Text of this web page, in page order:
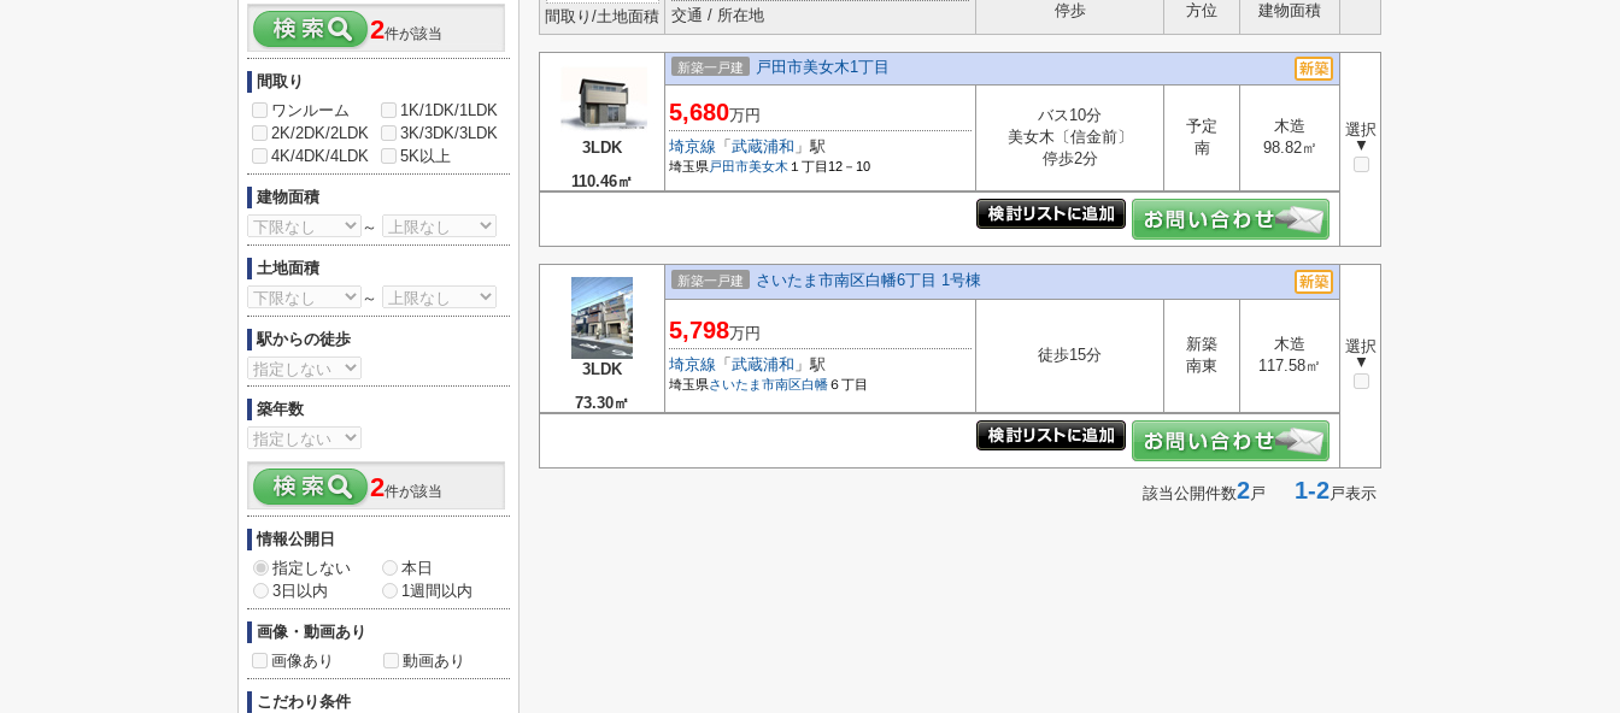
間取り/土地面積
交通 / 所在地
停歩
方位
建物面積
3LDK
110.46㎡
新築一戸建 戸田市美女木1丁目
選択
▼
5,680万円
埼京線 「 武蔵浦和 」駅
埼玉県戸田市美女木 １丁目12－10
バス10分
美女木〔信金前〕
停歩2分
予定
南
木造
98.82㎡
3LDK
73.30㎡
新築一戸建 さいたま市南区白幡6丁目 1号棟
選択
▼
5,798万円
埼京線 「 武蔵浦和 」駅
埼玉県さいたま市南区白幡６丁目
徒歩15分
新築
南東
木造
117.58㎡
該当公開件数2戸 1-2戸表示
2件が該当
間取り
ワンルーム
1K/1DK/1LDK
2K/2DK/2LDK
3K/3DK/3LDK
4K/4DK/4LDK
5K以上
建物面積
～
土地面積
～
駅からの徒歩
築年数
2件が該当
情報公開日
指定しない
本日
3日以内
1週間以内
画像・動画あり
画像あり
動画あり
こだわり条件